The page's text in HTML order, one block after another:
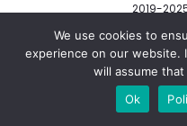
2019-
Regulamin i
We use cookies to
experience on our website.
will assume
Ok